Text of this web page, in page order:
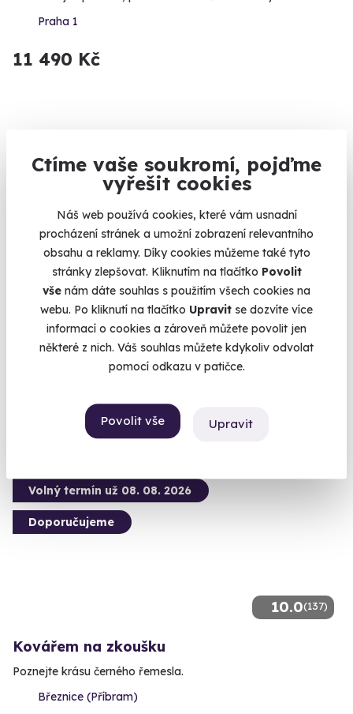
Ctíme vaše soukromí, pojďme
vyřešit cookies
Náš web používá cookies, které vám usnadní
procházení stránek a umožní zobrazení relevantního
obsahu a reklamy. Díky cookies můžeme také tyto
stránky zlepšovat. Kliknutím na tlačítko Povolit
vše nám dáte souhlas s použitím všech cookies na
webu. Po kliknutí na tlačítko Upravit se dozvíte více
informací o cookies a zároveň můžete povolit jen
některé z nich. Váš souhlas můžete kdykoliv odvolat
pomocí odkazu v patičce.
Povolit vše Upravit
Praha 1
11 490 Kč
9.1(13)
Jízda v Ariel Atom a formuli F4 na okruhu
Dvě nejrychlejší auta k vašim službám.
Letištní okruh Kámen (Kraj Vysočina)
12 100 Kč
10.0(137)
Volný termín už 08. 08. 2026
Doporučujeme
Kovářem na zkoušku
Poznejte krásu černého řemesla.
Březnice (Příbram)